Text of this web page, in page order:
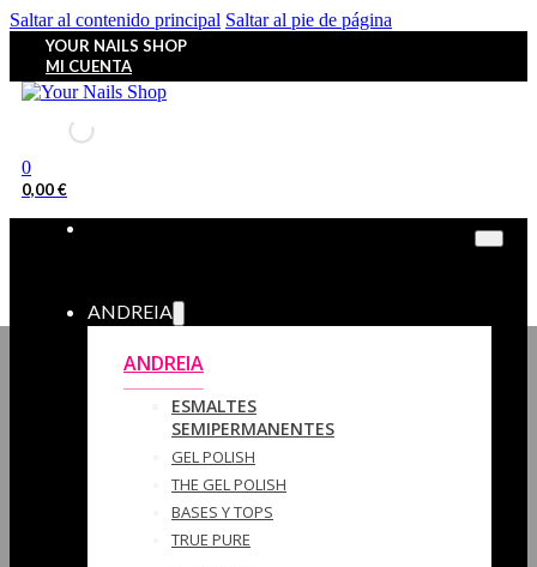
Saltar al contenido principal Saltar al pie de página
YOUR NAILS SHOP
MI CUENTA
0
0,00€
ANDREIA
ANDREIA
ESMALTES
SEMIPERMANENTES
GEL POLISH
THE GEL POLISH
BASES Y‎ TOPS
TRUE PURE